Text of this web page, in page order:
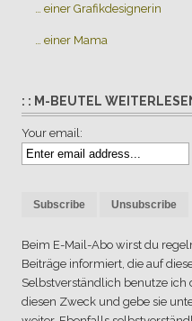
… einer Grafikdesignerin
… einer Mama
: : M-BEUTEL
Your email:
Beim E-Mail-Abo wirst du
Beiträge informiert, die auf
Selbstverständlich benutze ich
diesen Zweck und gebe sie